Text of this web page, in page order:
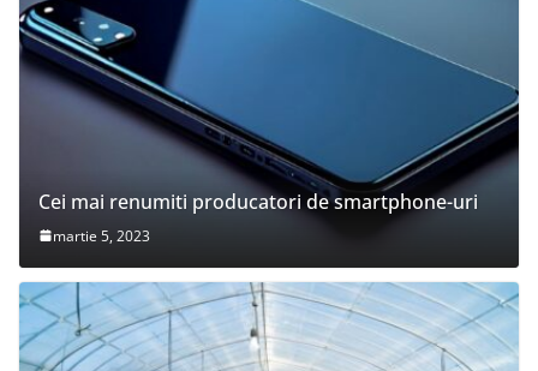
Cei mai renumiti producatori de smartphone-uri
martie 5, 2023